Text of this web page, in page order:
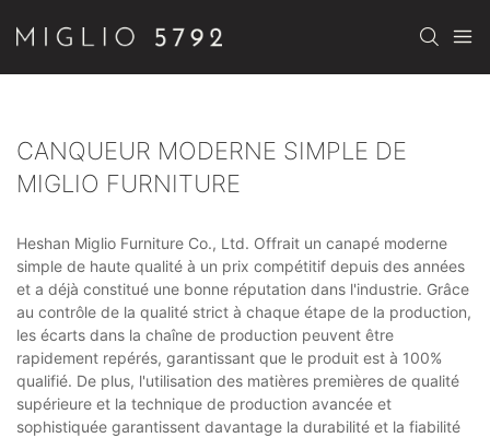
CANQUEUR MODERNE SIMPLE DE
MIGLIO FURNITURE
Heshan Miglio Furniture Co., Ltd. Offrait un canapé moderne
simple de haute qualité à un prix compétitif depuis des années
et a déjà constitué une bonne réputation dans l'industrie. Grâce
au contrôle de la qualité strict à chaque étape de la production,
les écarts dans la chaîne de production peuvent être
rapidement repérés, garantissant que le produit est à 100%
qualifié. De plus, l'utilisation des matières premières de qualité
supérieure et la technique de production avancée et
sophistiquée garantissent davantage la durabilité et la fiabilité